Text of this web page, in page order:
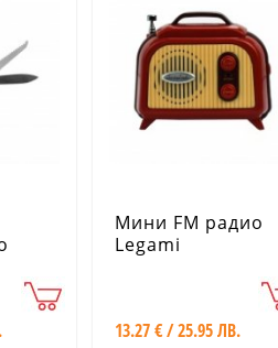
12
Мини FM радио
Legami
13.27 € / 25.95 ЛВ.